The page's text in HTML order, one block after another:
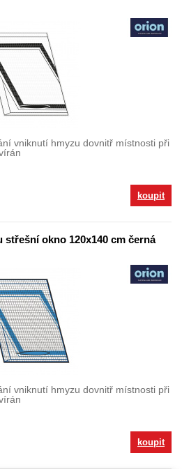
vniknutí hmyzu dovnitř místnosti při
koupit
okno 120x140 cm černá
vniknutí hmyzu dovnitř místnosti při
koupit